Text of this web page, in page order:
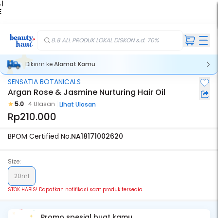
|
8.8 ALL PRODUK LOKAL DISKON s.d. 70%
Dikirim keAlamat Kamu
Stok Habis
SENSATIA BOTANICALS
Argan Rose & Jasmine Nurturing Hair Oil
5.0 4 Ulasan Lihat Ulasan
Rp210.000
BPOM Certified No.NA18171002620
Size:
20ml
STOK HABIS! Dapatkan notifikasi saat produk tersedia